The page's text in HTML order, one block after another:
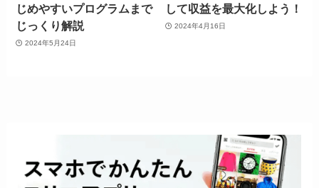
じめやすいプログラムまで
じっくり解説
2024年5月24日
して収益を最大化しよう！
2024年4月16日